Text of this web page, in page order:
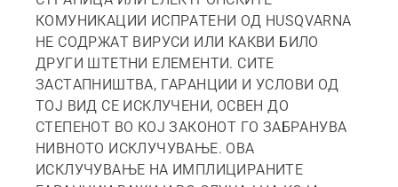
КОМУНИКАЦИИ ИСПРАТЕНИ ОД HUSQVARNA
НЕ СОДРЖАТ ВИРУСИ ИЛИ КАКВИ БИЛО
ДРУГИ ШТЕТНИ ЕЛЕМЕНТИ. СИТЕ
ЗАСТАПНИШТВА, ГАРАНЦИИ И УСЛОВИ ОД
ТОЈ ВИД СЕ ИСКЛУЧЕНИ, ОСВЕН ДО
СТЕПЕНОТ ВО КОЈ ЗАКОНОТ ГО ЗАБРАНУВА
НИВНОТО ИСКЛУЧУВАЊЕ. ОВА
ИСКЛУЧУВАЊЕ НА ИМПЛИЦИРАНИТЕ